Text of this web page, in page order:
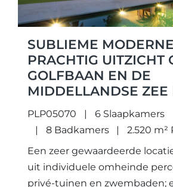
SUBLIEME
PRACHTIG UITZICHT
GOLFBAAN EN DE
MIDDELLANDSE ZEE
CORTESIN, CASARES.
PLP05070
6 Slaapkamers
8 Badkamers
2.520 m²
Een zeer gewaardeerde
uit individuele omheinde
privé-tuinen en zwembaden;